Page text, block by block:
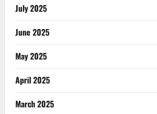
July 2025
June 2025
May 2025
April 2025
March 2025